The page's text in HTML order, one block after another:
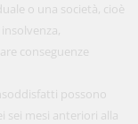
o una società, cioè
conseguenze
possono
sei mesi anteriori alla